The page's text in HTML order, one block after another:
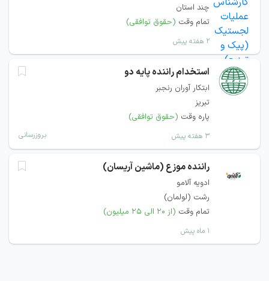
چند استان
تمام وقت (حقوق توافقی)
۲ هفته پیش
استخدام راننده پایه دو
ابتکار آوران رنجبر
تبریز
پاره وقت (حقوق توافقی)
۳ هفته پیش بروزرسانی
راننده موزع (ماشین آریسان)
ادویه آلامو
رشت (لولمان)
تمام وقت (از ۲۰ الی ۲۵ میلیون)
۱ ماه پیش